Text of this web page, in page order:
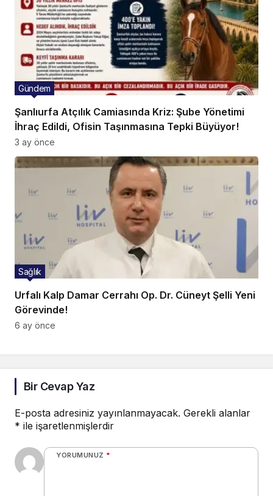
Şanlıurfa Atçılık Camiasında Kriz: Şube Yönetimi
İhraç Edildi, Ofisin Taşınmasına Tepki Büyüyor!
Gündem
3 ay önce
Urfalı Kalp Damar Cerrahı Op. Dr. Cüneyt Şelli Yeni
Görevinde!
Sağlık
6 ay önce
Bir Cevap Yaz
E-posta adresiniz yayınlanmayacak. Gerekli alanlar
* ile işaretlenmişlerdir
YORUMUNUZ *